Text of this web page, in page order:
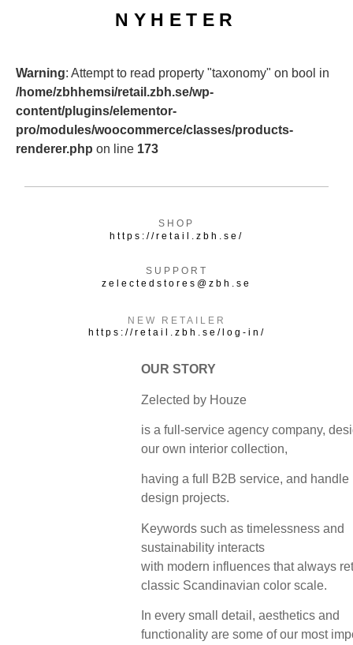
NYHETER
Warning: Attempt to read property "taxonomy" on bool in
/home/zbhhemsi/retail.zbh.se/wp-
content/plugins/elementor-
pro/modules/woocommerce/classes/products-
renderer.php on line 173
SHOP
https://retail.zbh.se/
SUPPORT
zelectedstores@zbh.se
NEW RETAILER
https://retail.zbh.se/log-in/
OUR STORY
Zelected by Houze
is a full-service agency company,
our own interior collection,
having a full B2B service, and handle
design projects.
Keywords such as timelessness and
sustainability interacts
with modern influences that always
classic Scandinavian color scale.
In every small detail, aesthetics and
functionality are some of our most